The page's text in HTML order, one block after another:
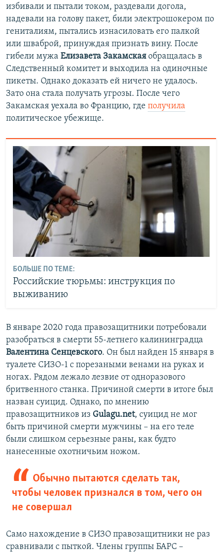
избивали и пытали током, раздевали догола,
надевали на голову пакет, били электрошокером по
гениталиям, пытались изнасиловать его палкой
или шваброй, принуждая признать вину. После
гибели мужа Елизавета Закамская обращалась в
Следственный комитет и выходила на одиночные
пикеты. Однако доказать ей ничего не удалось.
Зато она стала получать угрозы. После чего
Закамская уехала во Францию, где получила
политическое убежище.
БОЛЬШЕ ПО ТЕМЕ:
Российские тюрьмы: инструкция по
выживанию
В январе 2020 года правозащитники потребовали
разобраться в смерти 55-летнего калининградца
Валентина Сенцевского. Он был найден 15 января в
туалете СИЗО-1 с порезаными венами на руках и
ногах. Рядом лежало лезвие от одноразового
бритвенного станка. Причиной смерти в итоге был
назван суицид. Однако, по мнению
правозащитников из Gulagu.net, суицид не мог
быть причиной смерти мужчины – на его теле
были слишком серьезные раны, как будто
нанесенные охотничьим ножом.
Обычно пытаются сделать так,
чтобы человек признался в том, чего он
не совершал
Само нахождение в СИЗО правозащитники не раз
сравнивали с пыткой. Члены группы БАРС –